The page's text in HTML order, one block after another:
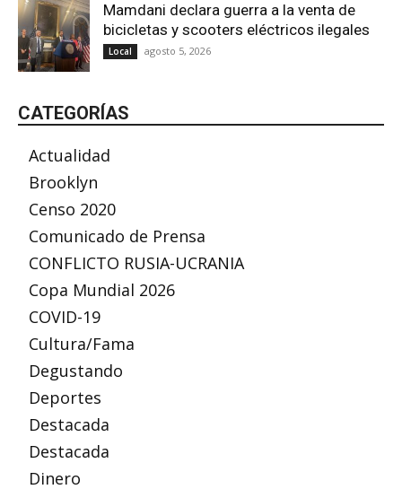
Mamdani declara guerra a la venta de
bicicletas y scooters eléctricos ilegales
Local agosto 5, 2026
CATEGORÍAS
Actualidad
Brooklyn
Censo 2020
Comunicado de Prensa
CONFLICTO RUSIA-UCRANIA
Copa Mundial 2026
COVID-19
Cultura/Fama
Degustando
Deportes
Destacada
Destacada
Dinero